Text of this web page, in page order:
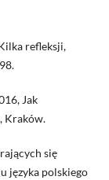
refleksji,
Jak
Kraków.
się
języka polskiego